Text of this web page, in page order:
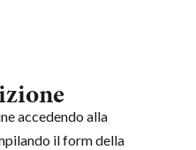
accedendo alla
il form della